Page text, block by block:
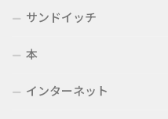
サンドイッチ
本
インターネット